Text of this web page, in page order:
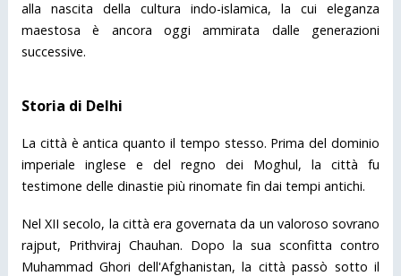
alla nascita della cultura indo-islamica, la cui eleganza
maestosa è ancora oggi ammirata dalle generazioni
successive.
Storia di Delhi
La città è antica quanto il tempo stesso. Prima del dominio
imperiale inglese e del regno dei Moghul, la città fu
testimone delle dinastie più rinomate fin dai tempi antichi.
Nel XII secolo, la città era governata da un valoroso sovrano
rajput, Prithviraj Chauhan. Dopo la sua sconfitta contro
Muhammad Ghori dell'Afghanistan, la città passò sotto il